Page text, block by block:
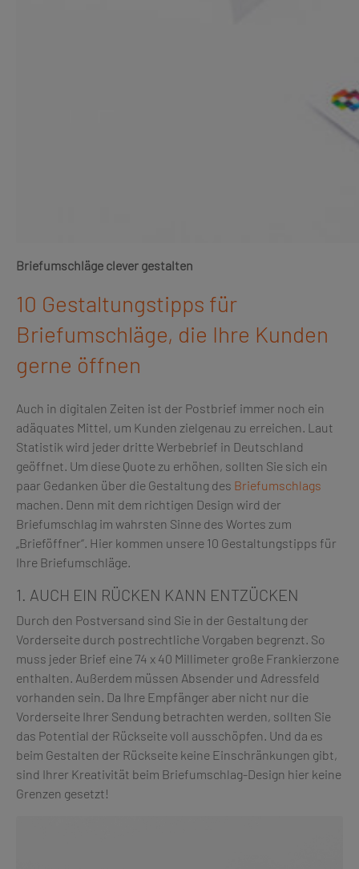
Briefumschläge clever gestalten
10 Gestaltungstipps für
Briefumschläge, die Ihre Kunden
gerne öffnen
Auch in digitalen Zeiten ist der Postbrief immer noch ein
adäquates Mittel, um Kunden zielgenau zu erreichen. Laut
Statistik wird jeder dritte Werbebrief in Deutschland
geöffnet. Um diese Quote zu erhöhen, sollten Sie sich ein
paar Gedanken über die Gestaltung des Briefumschlags
machen. Denn mit dem richtigen Design wird der
Briefumschlag im wahrsten Sinne des Wortes zum
„Brieföffner“. Hier kommen unsere 10 Gestaltungstipps für
Ihre Briefumschläge.
1. AUCH EIN RÜCKEN KANN ENTZÜCKEN
Durch den Postversand sind Sie in der Gestaltung der
Vorderseite durch postrechtliche Vorgaben begrenzt. So
muss jeder Brief eine 74 x 40 Millimeter große Frankierzone
enthalten. Außerdem müssen Absender und Adressfeld
vorhanden sein. Da Ihre Empfänger aber nicht nur die
Vorderseite Ihrer Sendung betrachten werden, sollten Sie
das Potential der Rückseite voll ausschöpfen. Und da es
beim Gestalten der Rückseite keine Einschränkungen gibt,
sind Ihrer Kreativität beim Briefumschlag-Design hier keine
Grenzen gesetzt!